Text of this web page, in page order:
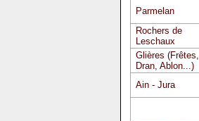
Parmelan
Rochers de
Leschaux
Glières (Frêtes,
Dran, Ablon...)
Ain - Jura